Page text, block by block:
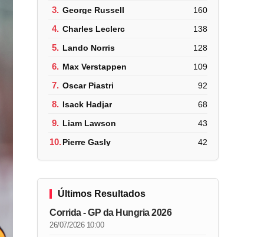
3. George Russell 160
4. Charles Leclerc 138
5. Lando Norris 128
6. Max Verstappen 109
7. Oscar Piastri 92
8. Isack Hadjar 68
9. Liam Lawson 43
10.Pierre Gasly 42
Últimos Resultados
Corrida - GP da Hungria 2026
26/07/2026 10:00